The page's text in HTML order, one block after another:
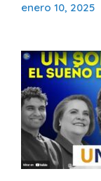
enero 10, 2025